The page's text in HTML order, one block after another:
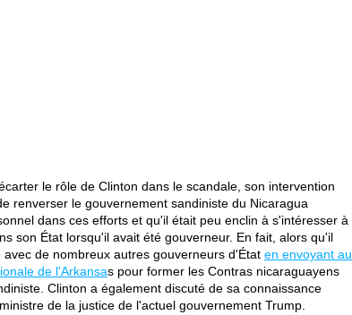
le rôle de Clinton dans le scandale, son intervention
renverser le gouvernement sandiniste du Nicaragua
dans ces efforts et qu'il était peu enclin à s'intéresser à
son État lorsqu'il avait été gouverneur. En fait, alors qu'il
de nombreux autres gouverneurs d'État en envoyant au
de l'Arkansas pour former les Contras nicaraguayens
Clinton a également discuté de sa connaissance
de la justice de l'actuel gouvernement Trump.